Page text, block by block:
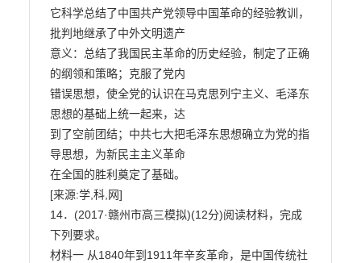
它科学总结了中国共产党领导中国革命的经验教训，
批判地继承了中外文明遗产
意义：总结了我国民主革命的历史经验，制定了正确
的纲领和策略；克服了党内
错误思想，使全党的认识在马克思列宁主义、毛泽东
思想的基础上统一起来，达
到了空前团结；中共七大把毛泽东思想确立为党的指
导思想，为新民主主义革命
在全国的胜利奠定了基础。
[来源:学,科,网]
14．(2017·赣州市高三模拟)(12分)阅读材料，完成
下列要求。
材料一 从1840年到1911年辛亥革命，是中国传统社